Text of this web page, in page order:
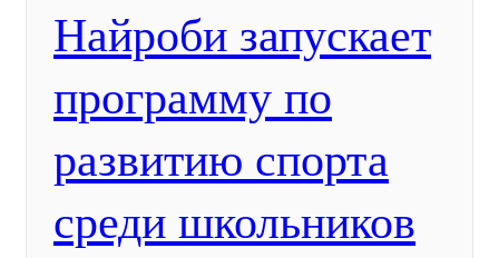
Найроби запускает
программу по
развитию спорта
среди школьников